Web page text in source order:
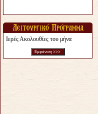
Ιερές Ακολουθίες του μήνα